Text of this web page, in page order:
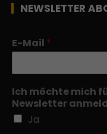
NEWSLETTER
E-Mail *
Ich möchte mich
Newsletter
Ja